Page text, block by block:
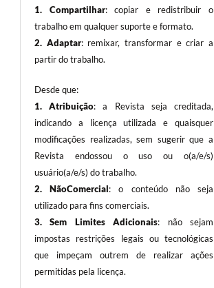
1. Compartilhar: copiar e redistribuir o
trabalho em qualquer suporte e formato.
2. Adaptar: remixar, transformar e criar a
partir do trabalho.
Desde que:
1. Atribuição: a Revista seja creditada,
indicando a licença utilizada e quaisquer
modificações realizadas, sem sugerir que a
Revista endossou o uso ou o(a/e/s)
usuário(a/e/s) do trabalho.
2. NãoComercial: o conteúdo não seja
utilizado para fins comerciais.
3.Sem Limites Adicionais: não sejam
impostas restrições legais ou tecnológicas
que impeçam outrem de realizar ações
permitidas pela licença.